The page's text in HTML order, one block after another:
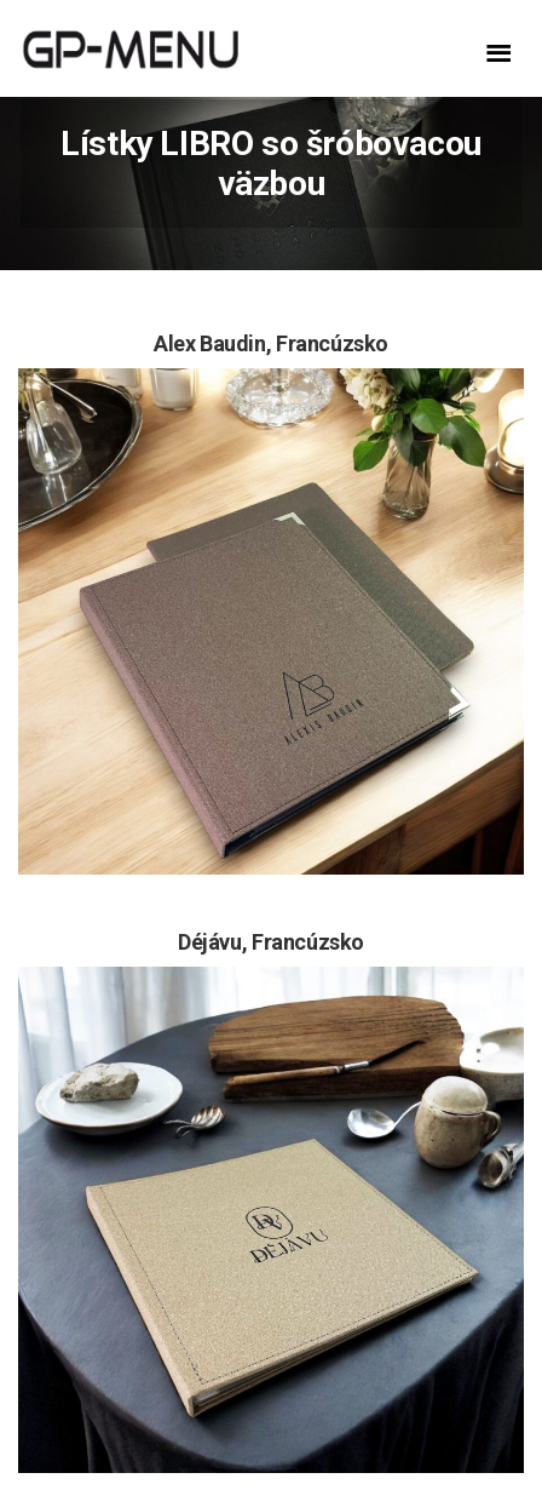
Lístky LIBRO so šróbovacou
väzbou
Alex Baudin, Francúzsko
Déjávu, Francúzsko